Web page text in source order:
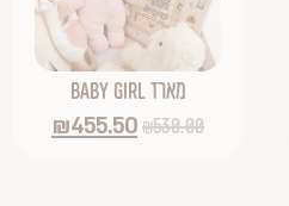
₪530.00
₪455.50
מארז BABY GIRL